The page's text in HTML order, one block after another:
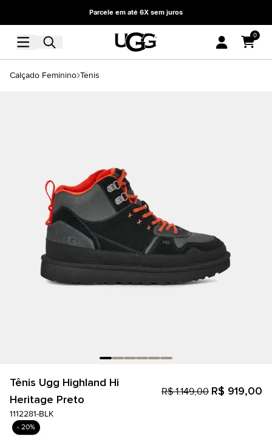
Parcele em até 6X sem juros
0
Calçado Feminino Tênis
Tênis Ugg Highland Hi
Heritage Preto
R$ 1.149,00 R$ 919,00
1112281-BLK
- 20%